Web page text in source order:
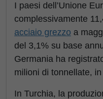
I paesi dell’Unione
complessivamente
acciaio grezzo a
del 3,1% su base
Germania ha
milioni di tonnellate,
In Turchia, la